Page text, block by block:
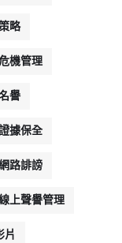
略
機管理
譽
據保全
路誹謗
上聲譽管理
片